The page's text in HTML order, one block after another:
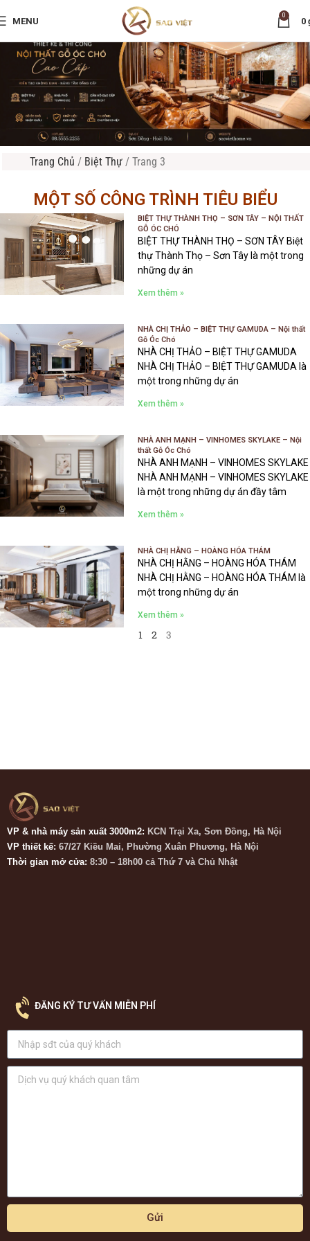
MENU
0
0
Trang Chủ / Biệt Thự / Trang 3
MỘT SỐ CÔNG TRÌNH TIÊU BIỂU
BIỆT THỰ THÀNH THỌ – SƠN TÂY – NỘI THẤT
GỖ ÓC CHÓ
BIỆT THỰ THÀNH THỌ – SƠN TÂY Biệt
thự Thành Thọ – Sơn Tây là một trong
những dự án
Xem thêm »
NHÀ CHỊ THẢO – BIỆT THỰ GAMUDA – Nội thất
Gỗ Óc Chó
NHÀ CHỊ THẢO – BIỆT THỰ GAMUDA
NHÀ CHỊ THẢO – BIỆT THỰ GAMUDA là
một trong những dự án
Xem thêm »
NHÀ ANH MẠNH – VINHOMES SKYLAKE – Nội
thất Gỗ Óc Chó
NHÀ ANH MẠNH – VINHOMES SKYLAKE
NHÀ ANH MẠNH – VINHOMES SKYLAKE
là một trong những dự án đầy tâm
Xem thêm »
NHÀ CHỊ HẰNG – HOÀNG HÓA THÁM
NHÀ CHỊ HẰNG – HOÀNG HÓA THÁM
NHÀ CHỊ HẰNG – HOÀNG HÓA THÁM là
một trong những dự án
Xem thêm »
1 2 3
VP & nhà máy sản xuất 3000m2: KCN Trại Xa, Sơn Đồng, Hà Nội
VP thiết kế: 67/27 Kiều Mai, Phường Xuân Phương, Hà Nội
Thời gian mở cửa: 8:30 – 18h00 cả Thứ 7 và Chủ Nhật
ĐĂNG KÝ TƯ VẤN MIỄN PHÍ
Gửi